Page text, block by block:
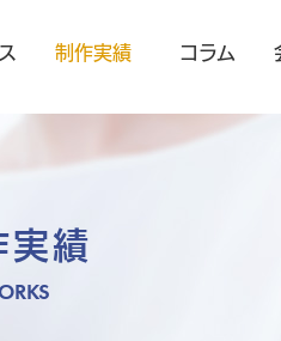
制作実績 コラム
実績